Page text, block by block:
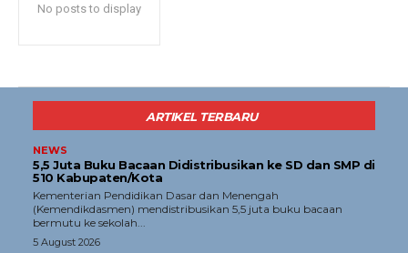
Gaya Hidup
Teknologi
Indeks
Redaksi
No posts to display
ARTIKEL TERBARU
NEWS
5,5 Juta Buku Bacaan Didistribusikan ke SD dan SMP di
510 Kabupaten/Kota
Kementerian Pendidikan Dasar dan Menengah
(Kemendikdasmen) mendistribusikan 5,5 juta buku bacaan
bermutu ke sekolah...
5 August 2026